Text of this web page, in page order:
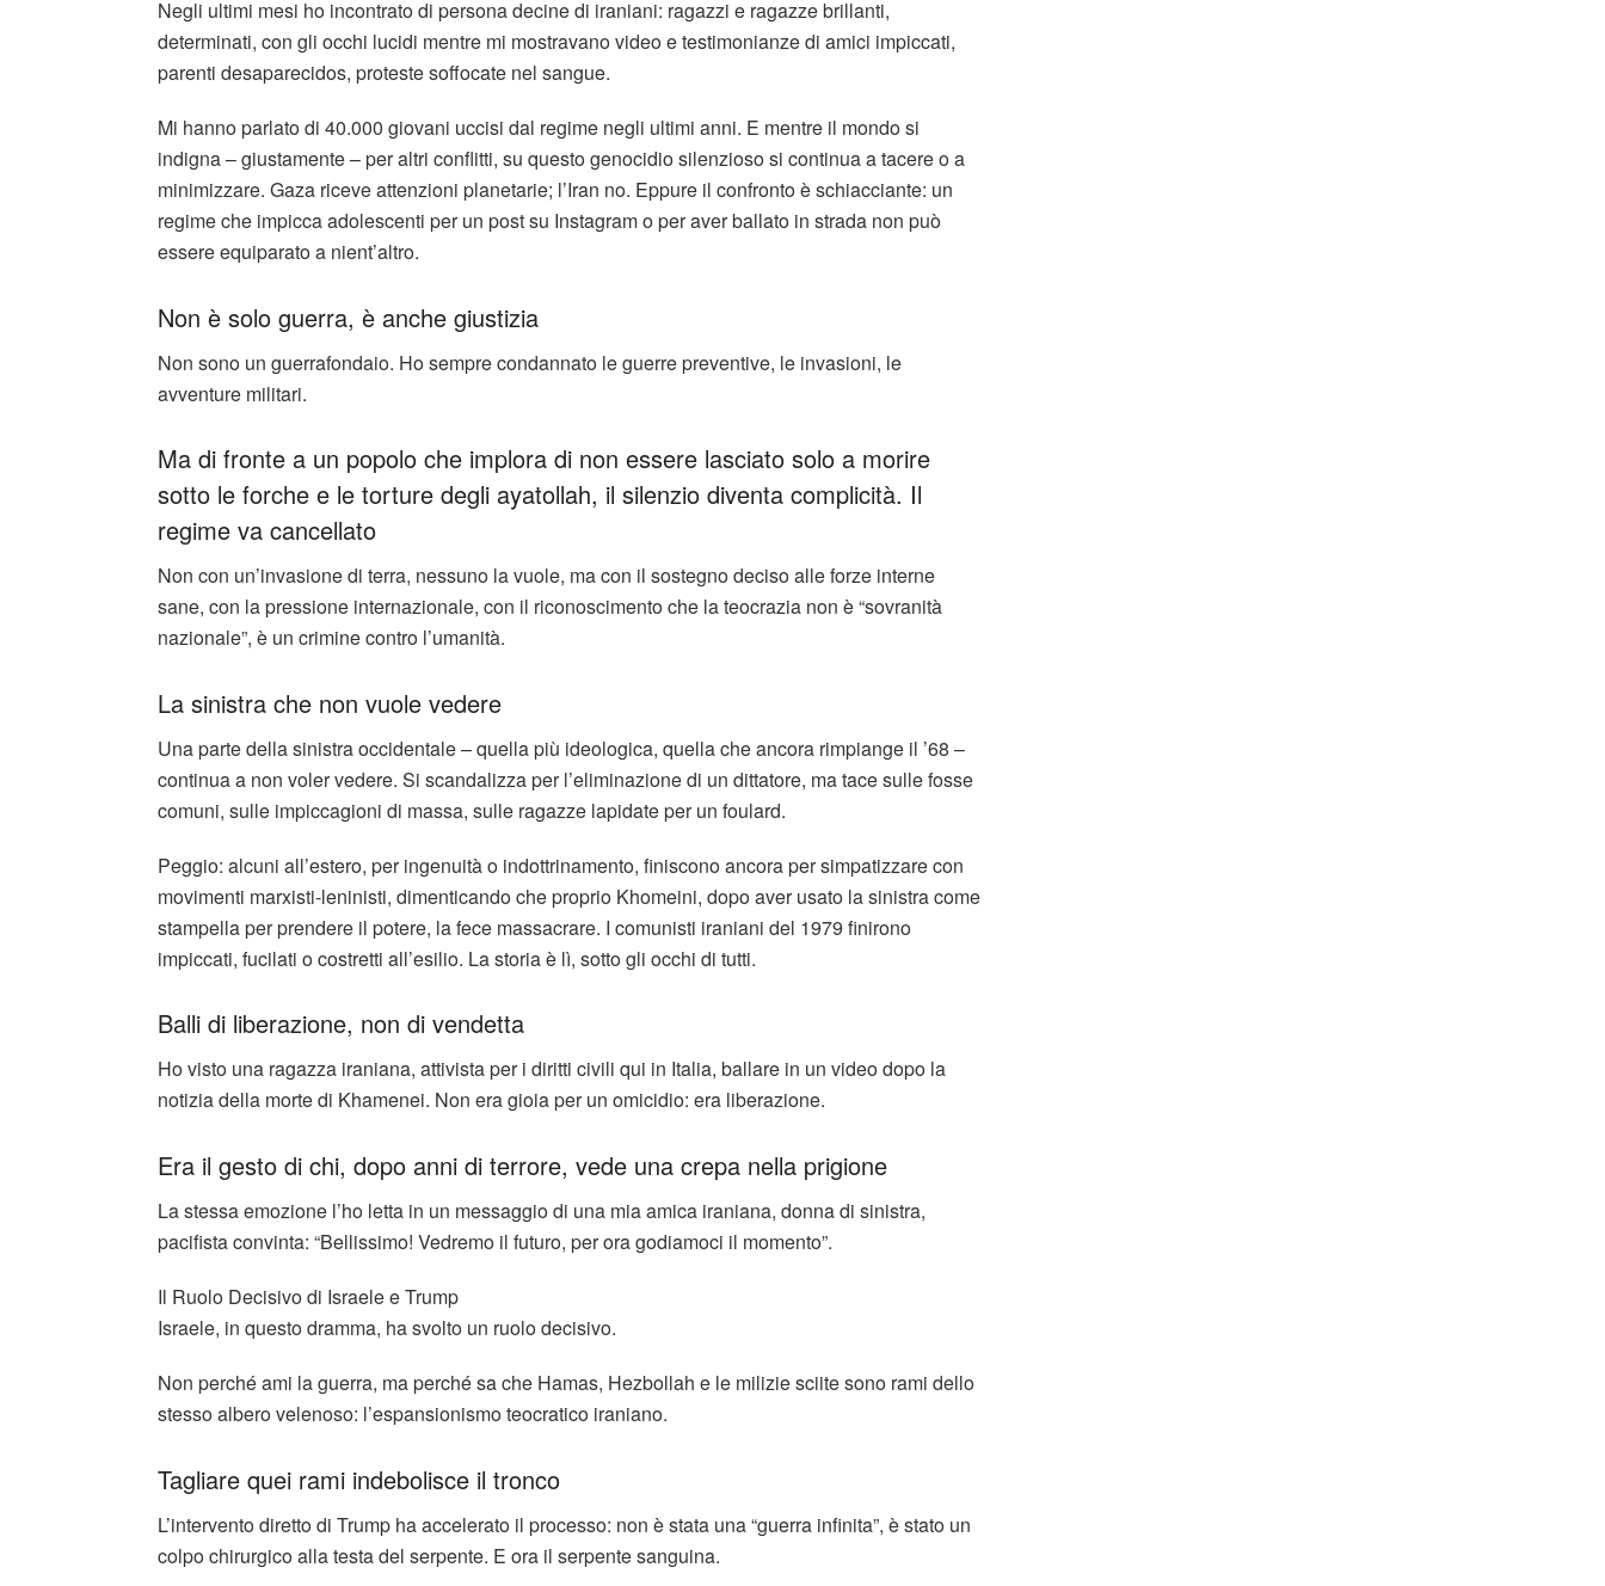
Negli ultimi mesi ho incontrato di persona decine di iraniani: ragazzi e ragazze brillanti,
determinati, con gli occhi lucidi mentre mi mostravano video e testimonianze di amici impiccati,
parenti desaparecidos, proteste soffocate nel sangue.
Mi hanno parlato di 40.000 giovani uccisi dal regime negli ultimi anni. E mentre il mondo si
indigna – giustamente – per altri conflitti, su questo genocidio silenzioso si continua a tacere o a
minimizzare. Gaza riceve attenzioni planetarie; l’Iran no. Eppure il confronto è schiacciante: un
regime che impicca adolescenti per un post su Instagram o per aver ballato in strada non può
essere equiparato a nient’altro.
Non è solo guerra, è anche giustizia
Non sono un guerrafondaio. Ho sempre condannato le guerre preventive, le invasioni, le
avventure militari.
Ma di fronte a un popolo che implora di non essere lasciato solo a morire
sotto le forche e le torture degli ayatollah, il silenzio diventa complicità. Il
regime va cancellato
Non con un’invasione di terra, nessuno la vuole, ma con il sostegno deciso alle forze interne
sane, con la pressione internazionale, con il riconoscimento che la teocrazia non è “sovranità
nazionale”, è un crimine contro l’umanità.
La sinistra che non vuole vedere
Una parte della sinistra occidentale – quella più ideologica, quella che ancora rimpiange il ’68 –
continua a non voler vedere. Si scandalizza per l’eliminazione di un dittatore, ma tace sulle fosse
comuni, sulle impiccagioni di massa, sulle ragazze lapidate per un foulard.
Peggio: alcuni all’estero, per ingenuità o indottrinamento, finiscono ancora per simpatizzare con
movimenti marxisti-leninisti, dimenticando che proprio Khomeini, dopo aver usato la sinistra come
stampella per prendere il potere, la fece massacrare. I comunisti iraniani del 1979 finirono
impiccati, fucilati o costretti all’esilio. La storia è lì, sotto gli occhi di tutti.
Balli di liberazione, non di vendetta
Ho visto una ragazza iraniana, attivista per i diritti civili qui in Italia, ballare in un video dopo la
notizia della morte di Khamenei. Non era gioia per un omicidio: era liberazione.
Era il gesto di chi, dopo anni di terrore, vede una crepa nella prigione
La stessa emozione l’ho letta in un messaggio di una mia amica iraniana, donna di sinistra,
pacifista convinta: “Bellissimo! Vedremo il futuro, per ora godiamoci il momento”.
Il Ruolo Decisivo di Israele e Trump
Israele, in questo dramma, ha svolto un ruolo decisivo.
Non perché ami la guerra, ma perché sa che Hamas, Hezbollah e le milizie sciite sono rami dello
stesso albero velenoso: l’espansionismo teocratico iraniano.
Tagliare quei rami indebolisce il tronco
L’intervento diretto di Trump ha accelerato il processo: non è stata una “guerra infinita”, è stato un
colpo chirurgico alla testa del serpente. E ora il serpente sanguina.